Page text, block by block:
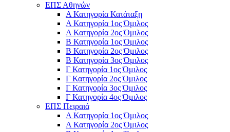
ΕΠΣ Αθηνών
Α Κατηγορία Κατάταξη
Α Κατηγορία 1ος Όμιλος
Α Κατηγορία 2ος Όμιλος
Β Κατηγορία 1ος Όμιλος
Β Κατηγορία 2ος Όμιλος
Β Κατηγορία 3ος Όμιλος
Γ Κατηγορία 1ος Όμιλος
Γ Κατηγορία 2ος Όμιλος
Γ Κατηγορία 3ος Όμιλος
Γ Κατηγορία 4ος Όμιλος
ΕΠΣ Πειραιά
Α Κατηγορία 1ος Όμιλος
Α Κατηγορία 2ος Όμιλος